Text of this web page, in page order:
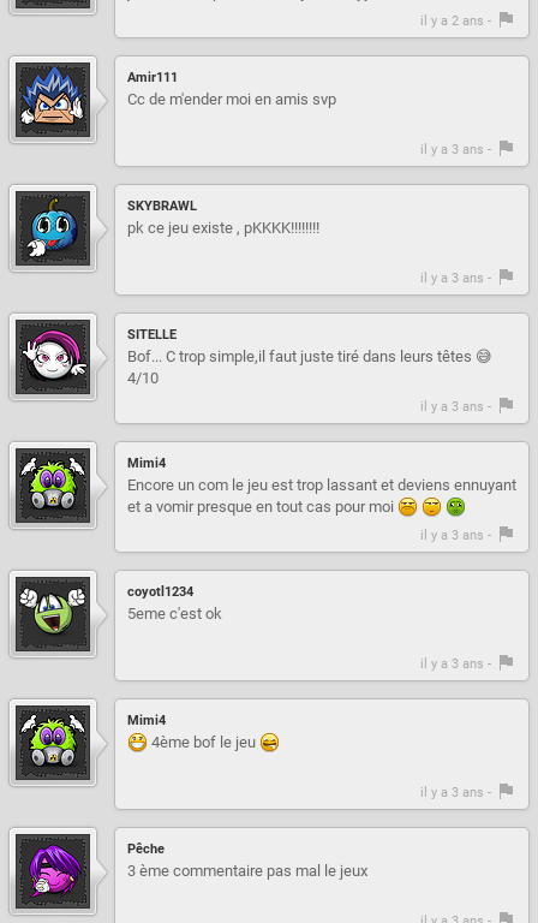
il y a 2 ans -
Amir111
Cc de m'ender moi en amis svp
il y a 3 ans -
SKYBRAWL
pk ce jeu existe , pKKKK!!!!!!!!
il y a 3 ans -
SITELLE
Bof... C trop simple,il faut juste tiré dans leurs têtes 😅
4/10
il y a 3 ans -
Mimi4
Encore un com le jeu est trop lassant et deviens ennuyant
et a vomir presque en tout cas pour moi
il y a 3 ans -
coyotl1234
5eme c'est ok
il y a 3 ans -
Mimi4
4ème bof le jeu
il y a 3 ans -
Pêche
3 ème commentaire pas mal le jeux